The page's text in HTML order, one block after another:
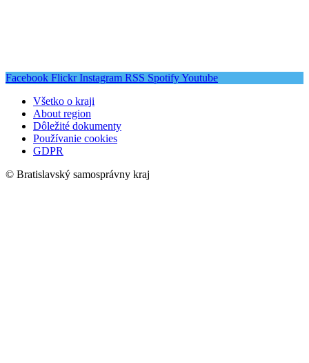
Facebook Flickr Instagram RSS SpotifyYoutube
Všetko o kraji
About region
Dôležité dokumenty
Používanie cookies
GDPR
© Bratislavský samosprávny kraj